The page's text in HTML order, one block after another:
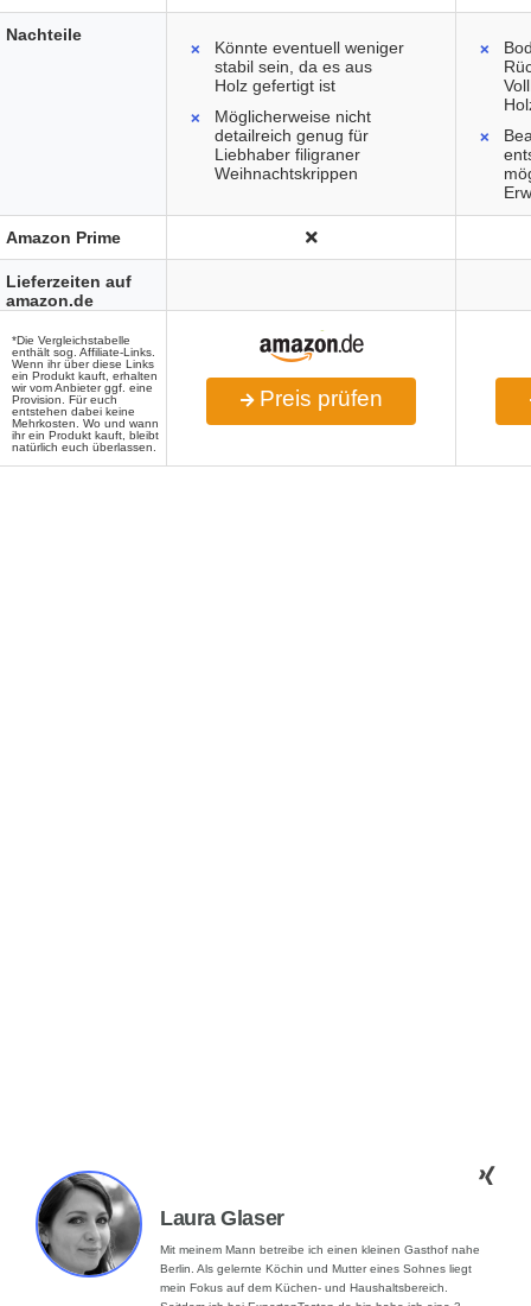
Könnte eventuell weniger
stabil sein, da es aus
Holz gefertigt ist
Möglicherweise nicht
detailreich genug für
Liebhaber filigraner
Weihnachtskrippen
Preis prüfen
Nachteile
Amazon Prime
Lieferzeiten auf
amazon.de
*Die Vergleichstabelle
enthält sog. Affiliate-Links.
Wenn ihr über diese Links
ein Produkt kauft, erhalten
wir vom Anbieter ggf. eine
Provision. Für euch
entstehen dabei keine
Mehrkosten. Wo und wann
ihr ein Produkt kauft, bleibt
natürlich euch überlassen.
Laura Glaser
Mit meinem Mann betreibe ich einen kleinen Gasthof nahe
Berlin. Als gelernte Köchin und Mutter eines Sohnes liegt
mein Fokus auf dem Küchen- und Haushaltsbereich.